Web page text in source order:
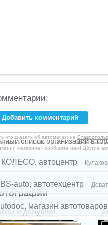
имя:
*
Добавить комментарий
список организаций в
КОЛЕСО, автоцентр
auto, автотехцентр
магазин автотоваров
что сказать об автомагазине
напишите свой отзыв. Ваше
магазина - сообщите нам! Другие
и девушки